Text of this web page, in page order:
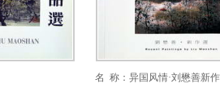
名 称：异国风情·刘懋善新